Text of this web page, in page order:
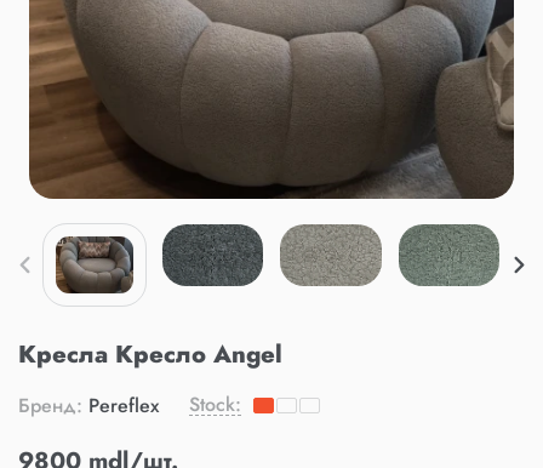
Кресла Кресло Angel
Бренд: Pereflex Stock:
9800 mdl/шт.